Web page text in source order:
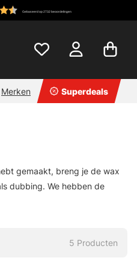
Gebaseerd op 2732 beoordelingen
Merken Superdeals
gemaakt, breng je de wax
dubbing. We hebben de
5 Producten